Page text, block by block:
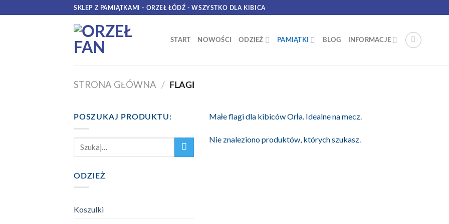
to
SKLEP Z PAMIĄTKAMI - ORZEŁ ŁÓDŹ - WSZYSTKO DLA KIBICA
START NOWOŚCI ODZIEŻ PAMIĄTKI BLOG INFORMACJE
STRONA GŁÓWNA / FLAGI
POSZUKAJ PRODUKTU:
ODZIEŻ
Koszulki
Małe flagi dla kibiców Orła. Idealne na mecz.
Nie znaleziono produktów, których szukasz.